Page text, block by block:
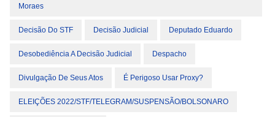
Moraes
Decisão Do STF Decisão Judicial Deputado Eduardo
Desobediência A Decisão Judicial Despacho
Divulgação De Seus Atos É Perigoso Usar Proxy?
ELEIÇÕES 2022/STF/TELEGRAM/SUSPENSÃO/BOLSONARO